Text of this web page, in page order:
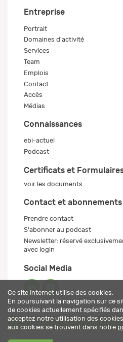
Entreprise
Portrait
Domaines d'activité
Services
Team
Emplois
Contact
Accès
Médias
Connaissances
ebi-actuel
Podcast
Certificats et
voir les documents
Contact et abonnements
Prendre contact
S'abonner au podcast
Newsletter: réservé
avec login
Social Media
Ce site Internet utilise des cookies.
En poursuivant la navigation sur ce
de cookies actuellement spécifiés
acceptez notre utilisation des
aux cookies se trouvent dans notre